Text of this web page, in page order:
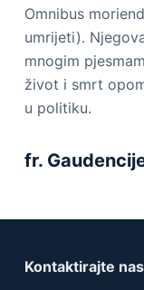
Omnibus
umrijeti).
mnogim
život i smrt
u politiku.
fr.
Kontaktirajte nas